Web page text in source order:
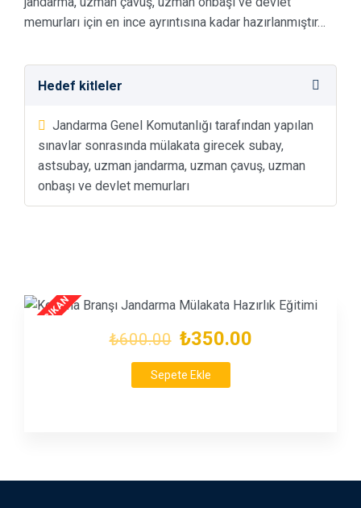
memurları için en ince ayrıntısına kadar hazırlanmıştır…
Hedef kitleler
Jandarma Genel Komutanlığı tarafından yapılan
sınavlar sonrasında mülakata girecek subay,
astsubay, uzman jandarma, uzman çavuş, uzman
onbaşı ve devlet memurları
₺600.00 ₺350.00
Sepete Ekle